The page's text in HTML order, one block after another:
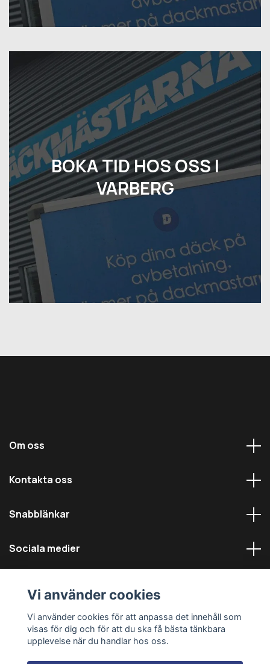
BOKA TID HOS OSS I
VARBERG
Om oss
Kontakta oss
Snabblänkar
Sociala medier
© 2026 Däckmästarna - Alla rättigheter reserverade
Vi använder cookies
Vi använder cookies för att anpassa det innehåll som
visas för dig och för att du ska få bästa tänkbara
upplevelse när du handlar hos oss.